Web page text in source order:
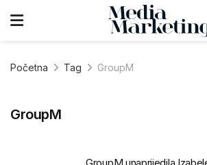
Početna Tag GroupM
GroupM
GroupM unaprijedila